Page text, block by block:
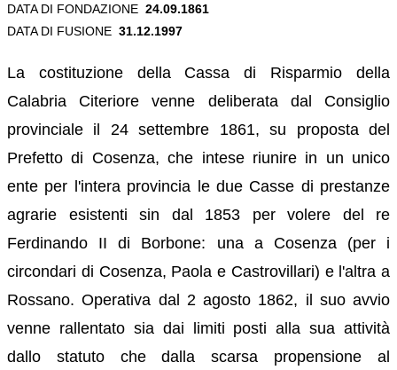
DATA DI FONDAZIONE 24.09.1861
DATA DI FUSIONE 31.12.1997
La costituzione della Cassa di Risparmio della
Calabria Citeriore venne deliberata dal Consiglio
provinciale il 24 settembre 1861, su proposta del
Prefetto di Cosenza, che intese riunire in un unico
ente per l'intera provincia le due Casse di prestanze
agrarie esistenti sin dal 1853 per volere del re
Ferdinando II di Borbone: una a Cosenza (per i
circondari di Cosenza, Paola e Castrovillari) e l'altra a
Rossano. Operativa dal 2 agosto 1862, il suo avvio
venne rallentato sia dai limiti posti alla sua attività
dallo statuto che dalla scarsa propensione al